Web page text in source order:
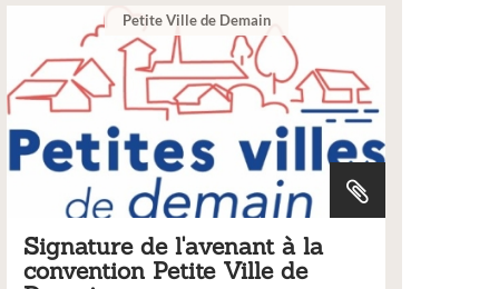
à la
de
Tarifs 2026 des services
municipaux